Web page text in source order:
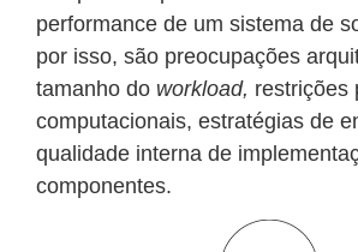
performance de um sistema de
por isso, são preocupações
tamanho do workload, restrições
computacionais, estratégias de
qualidade interna de
componentes.